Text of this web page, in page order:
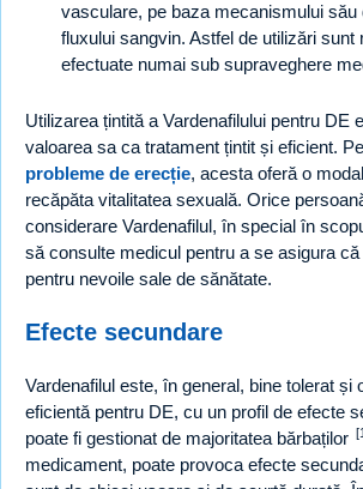
vasculare, pe baza mecanismului său
fluxului sangvin. Astfel de utilizări sunt
efectuate numai sub supraveghere
Utilizarea țintită a Vardenafilului pentru DE
valoarea sa ca tratament țintit și eficient.
probleme de erecție, acesta oferă o
recăpăta vitalitatea sexuală. Orice
considerare Vardenafilul, în special în
să consulte medicul pentru a se asigura
pentru nevoile sale de sănătate.
Efecte secundare
Vardenafilul este, în general, bine tolerat și
eficientă pentru DE, cu un profil de efecte
poate fi gestionat de majoritatea bărbaților
medicament, poate provoca efecte